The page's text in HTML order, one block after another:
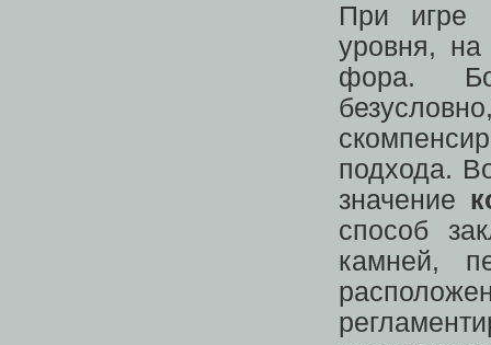
При игре
уровня,
фора.
подхода.
значение
способ
камней,